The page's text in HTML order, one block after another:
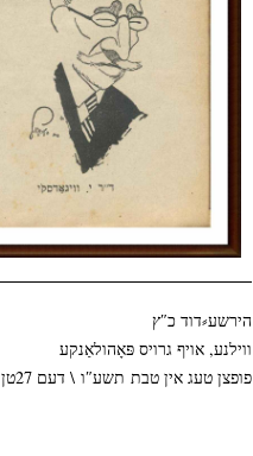
הירשע⸗דוד כ″ץ
ווילנע, אויף גרויס פּאָהולאַנקע
פופצן טעג אין טבת תשע″ו \ דעם 27טן דעצעמבער 2015